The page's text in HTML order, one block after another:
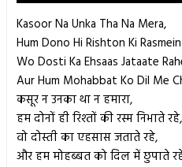
Kasoor Na Unka Tha Na Mera,
Hum Dono Hi Rishton Ki
Wo Dosti Ka Ehsaas Jataate
Aur Hum Mohabbat Ko Dil Me
कसूर न उनका था न हमारा,
हम दोनों ही रिश्तों की रस्म निभाते रहे,
वो दोस्ती का एहसास जताते रहे,
और हम मोहब्बत को दिल में छुपाते